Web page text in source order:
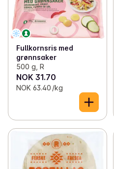
Fullkornsris med
grønnsaker
500 g, R
NOK 31.70
NOK 63.40 /kg